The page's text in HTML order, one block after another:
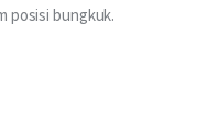
posisi bungkuk.